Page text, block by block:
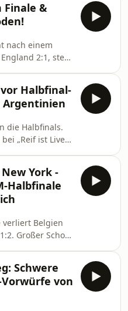
in der neuen
&
nach einem
2:1, steht
Das Warten
zweiten WM-
Reif sprechen
der beiden
– Spanien
Halbfinal-
Argentinien
die Halbfinals.
„Reif ist Live“
es Kritik von
Jude
zurück. Hat
die Kritik
Madrid los.
Star-Trainers.
York -
Halbfinale
verliert Belgien
Großer Schock
Spanien zieht
einer WM
Schwere
von